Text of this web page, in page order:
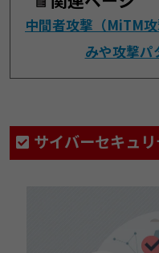
中間者攻撃（MiTM
みや攻撃パ
サイバーセキュ